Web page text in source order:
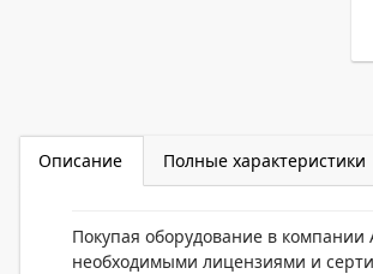
Описание Полные характеристики
Покупая оборудование в
необходимыми лицензиями и